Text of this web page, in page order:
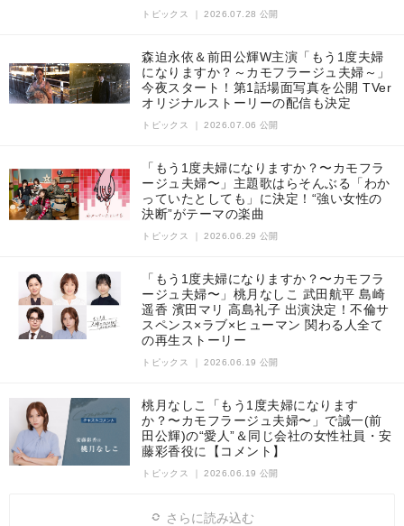
トピックス 2026.07.28 公開
森迫永依＆前田公輝W主演「もう1度夫婦
になりますか？～カモフラージュ夫婦～」
今夜スタート！第1話場面写真を公開 TVer
オリジナルストーリーの配信も決定
トピックス 2026.07.06 公開
「もう1度夫婦になりますか？〜カモフラ
ージュ夫婦〜」主題歌はらそんぶる「わか
っていたとしても」に決定！“強い女性の
決断”がテーマの楽曲
トピックス 2026.06.29 公開
「もう1度夫婦になりますか？〜カモフラ
ージュ夫婦〜」桃月なしこ 武田航平 島崎
遥香 濱田マリ 高島礼子 出演決定！不倫サ
スペンス×ラブ×ヒューマン 関わる人全て
の再生ストーリー
トピックス 2026.06.19 公開
桃月なしこ「もう1度夫婦になります
か？〜カモフラージュ夫婦〜」で誠一(前
田公輝)の“愛人”＆同じ会社の女性社員・安
藤彩香役に【コメント】
トピックス 2026.06.19 公開
さらに読み込む